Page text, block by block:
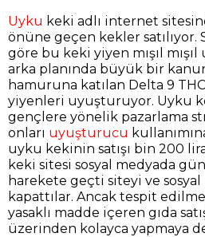
Uyku keki adlı internet
önüne geçen kekler satılıyor.
göre bu keki yiyen mışıl
arka planında büyük bir
hamuruna katılan Delta 9
yiyenleri uyuşturuyor. Uyku
gençlere yönelik pazarlama
onları uyuşturucu
uyku kekinin satışı bin 200
keki sitesi sosyal medyada
harekete geçti siteyi ve sosyal
kapattılar. Ancak tespit
yasaklı madde içeren gıda
üzerinden kolayca yapmaya